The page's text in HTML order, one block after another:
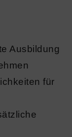
Ausbildung
für